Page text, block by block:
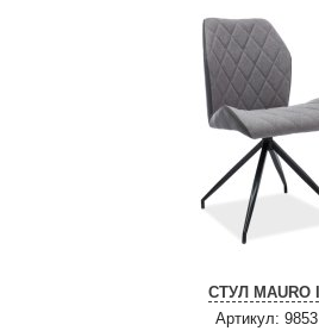
СТУЛ MAURO II
Артикул: 9853